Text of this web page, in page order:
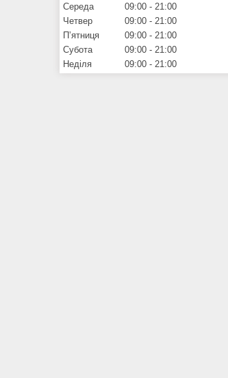
Середа
09:00
21:00
Четвер
09:00
21:00
Пʼятниця
09:00
21:00
Субота
09:00
21:00
Неділя
09:00 21:00